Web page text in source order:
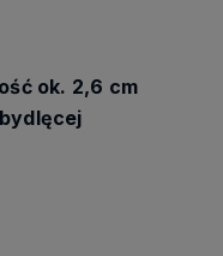
ok. 2,6 cm